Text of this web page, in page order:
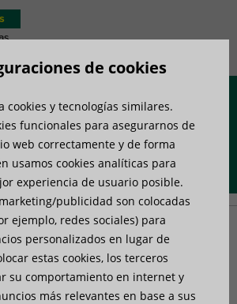
el formulario!
rellenar el
de cookies
cookies y tecnologías similares.
funcionales para asegurarnos de
web correctamente y de forma
usamos cookies analíticas para
experiencia de usuario posible.
publicidad son colocadas
ejemplo, redes sociales) para
personalizados en lugar de
estas cookies, los terceros
su comportamiento en internet y
más relevantes en base a sus